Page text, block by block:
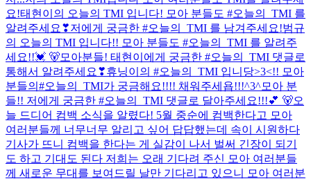
요!태현이의 오늘의 TMI 입니다! 모아 분들도 #오늘의_TMI 를
알려주세요❣저에게 궁금한 #오늘의_TMI 를 남겨주세요!범규
의 오늘의 TMI 입니다!! 모아 분들도 #오늘의_TMI 를 알려주
세요!!💓 🐻모아분들! 태현이에게 궁금한 #오늘의_TMI 댓글로
통해서 알려주세요❣휴닝이의 #오늘의_TMI 입니당>3<!! 모아
분들의#오늘의_TMI가 궁금해요!!!! 채워주세욥!!!^3^모아 분
들!! 저에게 궁금한 #오늘의_TMI 댓글로 달아주세요!!!💕 🐻오
늘 드디어 컴백 소식을 알렸다! 5월 중순에 컴백한다고 모아
여러분들께 너무너무 알리고 싶어 답답했는데 속이 시원하다
기사가 뜨니 컴백을 한다는 게 실감이 나서 벌써 긴장이 되기
도 하고 기대도 된다 저희는 오래 기다려 주신 모아 여러분들
께 새로운 무대를 보여드릴 날만 기다리고 있으니 모아 여러분